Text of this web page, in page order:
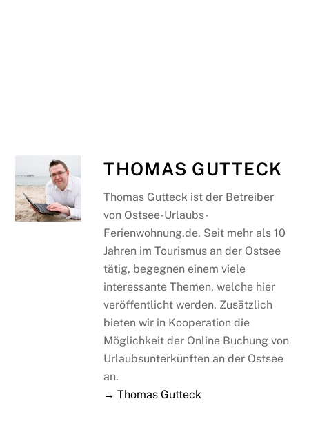
THOMAS GUTTECK
Thomas Gutteck ist der Betreiber
von Ostsee-Urlaubs-
Ferienwohnung.de. Seit mehr als 10
Jahren im Tourismus an der Ostsee
tätig, begegnen einem viele
interessante Themen, welche hier
veröffentlicht werden. Zusätzlich
bieten wir in Kooperation die
Möglichkeit der Online Buchung von
Urlaubsunterkünften an der Ostsee
an.
→ Thomas Gutteck